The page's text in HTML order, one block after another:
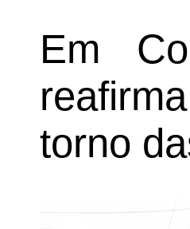
Em
torno